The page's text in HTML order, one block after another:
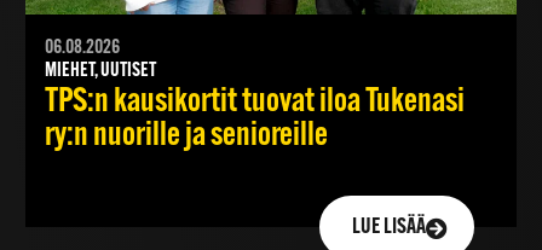
06.08.2026
MIEHET, UUTISET
TPS:n kausikortit tuovat iloa Tukenasi
ry:n nuorille ja senioreille
LUE LISÄÄ